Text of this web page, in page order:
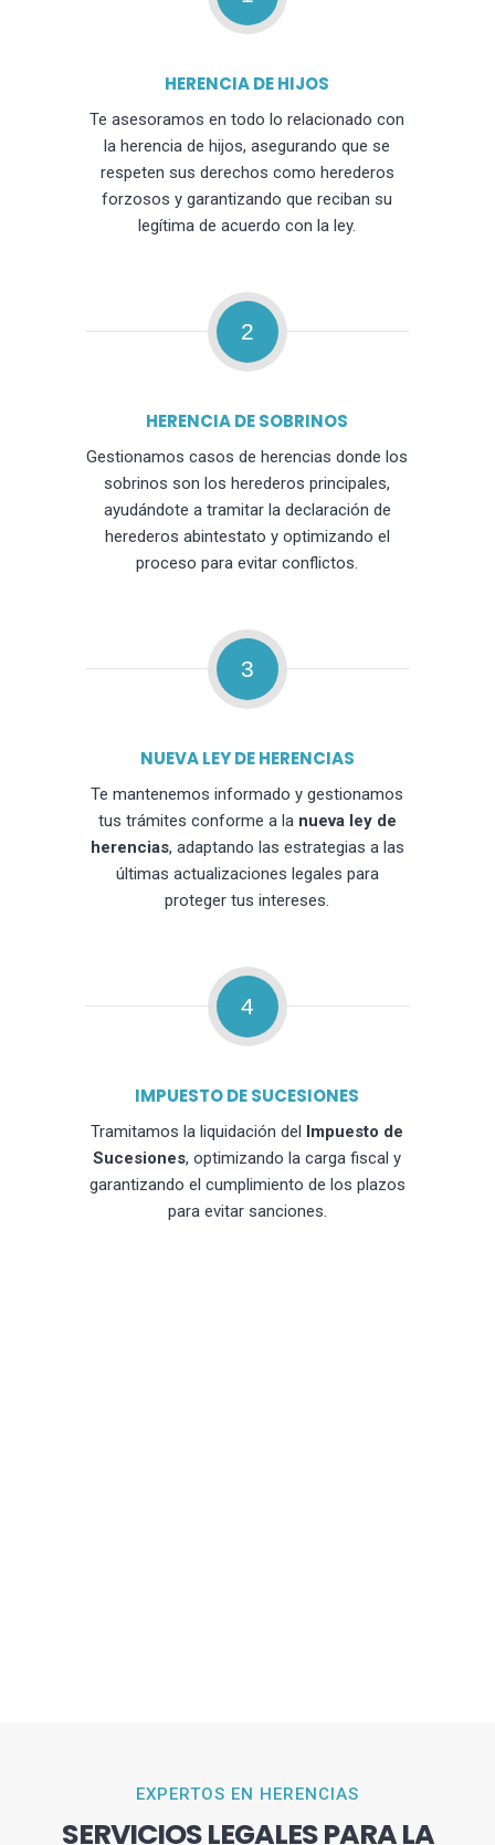
HERENCIA DE HIJOS
Te asesoramos en todo lo relacionado con
la herencia de hijos, asegurando que se
respeten sus derechos como herederos
forzosos y garantizando que reciban su
legítima de acuerdo con la ley.
2
HERENCIA DE SOBRINOS
Gestionamos casos de herencias donde los
sobrinos son los herederos principales,
ayudándote a tramitar la declaración de
herederos abintestato y optimizando el
proceso para evitar conflictos.
3
NUEVA LEY DE HERENCIAS
Te mantenemos informado y gestionamos
tus trámites conforme a la nueva ley de
herencias, adaptando las estrategias a las
últimas actualizaciones legales para
proteger tus intereses.
4
IMPUESTO DE SUCESIONES
Tramitamos la liquidación del Impuesto de
Sucesiones, optimizando la carga fiscal y
garantizando el cumplimiento de los plazos
para evitar sanciones.
EXPERTOS EN HERENCIAS
SERVICIOS LEGALES PARA LA